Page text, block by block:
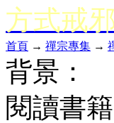
方式戒
首頁 → 禪宗專集 →
背景：
閱讀書